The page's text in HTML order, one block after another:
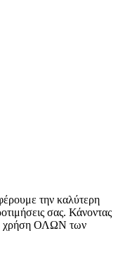
την καλύτερη
σας. Κάνοντας
χρήση ΟΛΩΝ των